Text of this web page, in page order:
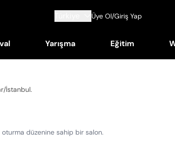
Üye Ol/Giriş Yap
Yarışma Eğitim
İstanbul.
düzenine sahip bir salon.